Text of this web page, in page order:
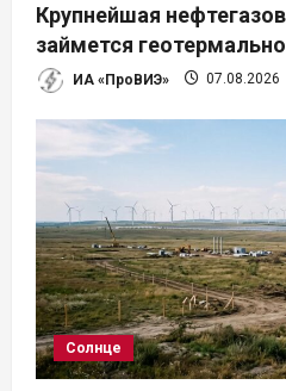
Крупнейшая
займется
ИА «ПроВИЭ» 07.08.2026
Солнце